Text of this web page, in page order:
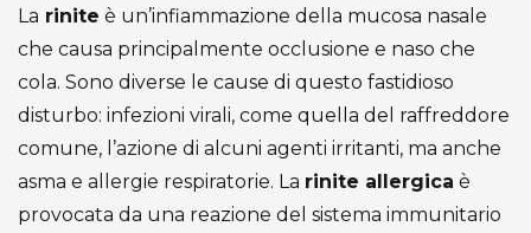
La rinite è un’infiammazione della mucosa nasale
che causa principalmente occlusione e naso che
cola. Sono diverse le cause di questo fastidioso
disturbo: infezioni virali, come quella del raffreddore
comune, l’azione di alcuni agenti irritanti, ma anche
asma e allergie respiratorie. La rinite allergica è
provocata da una reazione del sistema immunitario